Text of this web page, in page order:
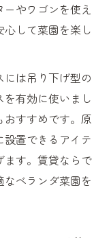
すい菜園を実
ランダ菜園
ベランダ菜園
率よく管理
培ポイントを
やワゴンを使え
して菜園を楽し
は吊り下げ型の
有効に使いまし
おすすめです。原
置できるアイテ
ます。賃貸ならで
ベランダ菜園を